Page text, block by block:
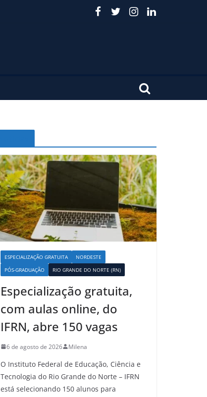
ESPECIALIZAÇÃO GRATUITA
NORDESTE
PÓS-GRADUAÇÃO
RIO GRANDE DO NORTE (RN)
Especialização gratuita,
com aulas online, do
IFRN, abre 150 vagas
6 de agosto de 2026 Milena
O Instituto Federal de Educação, Ciência e
Tecnologia do Rio Grande do Norte – IFRN
está selecionando 150 alunos para